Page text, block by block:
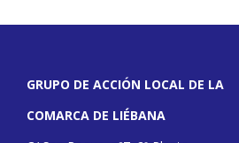
GRUPO DE ACCIÓN LOCAL DE LA
COMARCA DE LIÉBANA